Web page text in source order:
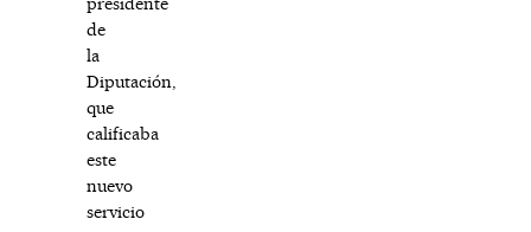
de
la
Diputación,
que
calificaba
este
nuevo
servicio